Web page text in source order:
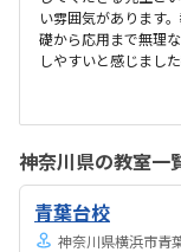
い雰囲気があります
礎から応用まで無理
しやすいと感じまし
やすいと感じました
っていると思います
いていました。落ち
した。無理なく続け
いました。先生方が
できる雰囲気が良か
取り組める環境だと
神奈川県の教室一
青葉台校
神奈川県横浜市青